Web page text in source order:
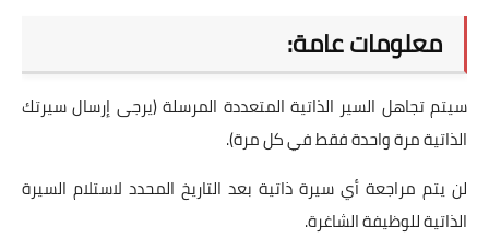
معلومات عامة:
سيتم تجاهل السير الذاتية المتعددة المرسلة (يرجى إرسال سيرتك
الذاتية مرة واحدة فقط في كل مرة).
لن يتم مراجعة أي سيرة ذاتية بعد التاريخ المحدد لاستلام السيرة
الذاتية للوظيفة الشاغرة.